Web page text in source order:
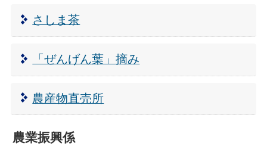
さしま茶
「ぜんげん葉」摘み
農産物直売所
農業振興係